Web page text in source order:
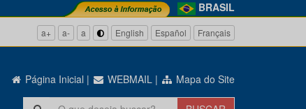
BRASIL
a+ a- a English Español Français
Página Inicial | WEBMAIL | Mapa do Site